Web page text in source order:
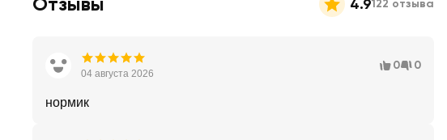
4.9122 отзыва
04 августа 2026
0 0
нормик